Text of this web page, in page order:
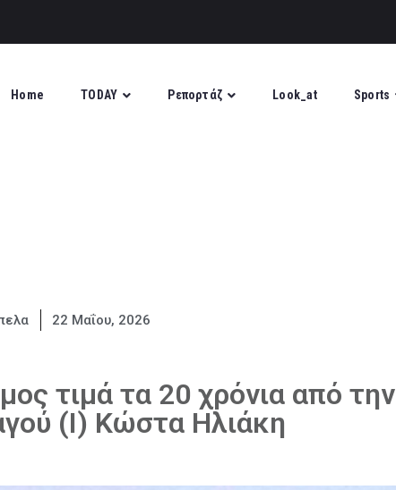
Home TODAY Ρεπορτάζ Look_at Sports
22 Μαΐου, 2026
τιμά τα 20 χρόνια από την
(Ι) Κώστα Ηλιάκη